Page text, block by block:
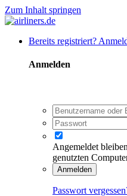
Zum Inhalt springen
Bereits registriert?
Anmelden
Angemeldet bleiben
genutzten
Anmelden
Passwort